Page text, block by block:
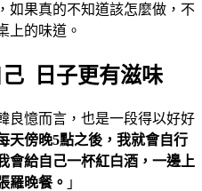
如果真的不知道該怎麼做，不
上的味道。
日子更有滋味
良憶而言，也是一段得以好好
天傍晚5點之後，我就會自行
會給自己一杯紅白酒，一邊上
羅晚餐。 」